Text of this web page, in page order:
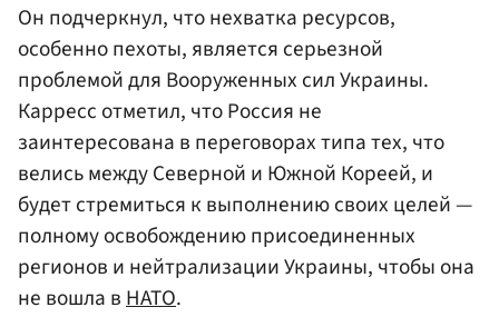
Он подчеркнул, что нехватка ресурсов,
особенно пехоты, является серьезной
проблемой для Вооруженных сил Украины.
Карресс отметил, что Россия не
заинтересована в переговорах типа тех, что
велись между Северной и Южной Кореей, и
будет стремиться к выполнению своих целей —
полному освобождению присоединенных
регионов и нейтрализации Украины, чтобы она
не вошла вНАТО.